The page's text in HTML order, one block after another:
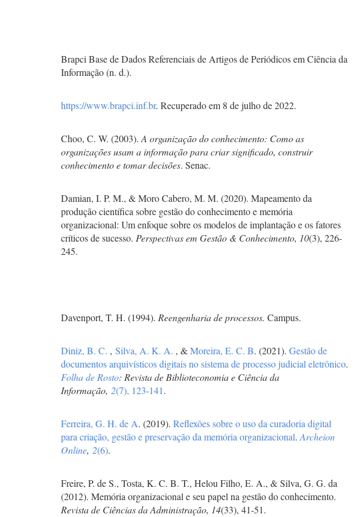
Brapci Base de Dados Referenciais de Artigos de Periódicos em Ciência da
Informação (n. d.).
https://www.brapci.inf.br. Recuperado em 8 de julho de 2022.
Choo, C. W. (2003).A organização do conhecimento: Como as
organizações usam a informação para criar significado, construir
conhecimento e tomar decisões. Senac.
Damian, I. P. M., & Moro Cabero, M. M. (2020). Mapeamento da
produção científica sobre gestão do conhecimento e memória
organizacional: Um enfoque sobre os modelos de implantação e os fatores
críticos de sucesso.Perspectivas em Gestão & Conhecimento, 10(3), 226-
245.
Davenport, T. H. (1994).Reengenharia de processos.Campus.
Diniz, B. C. ,Silva, A. K. A. , &Moreira, E. C. B. (2021).Gestão de
documentos arquivísticos digitais no sistema de processo judicial eletrônico.
Folha de Rosto: Revista de Biblioteconomia e Ciência da
Informação,2(7), 123-141.
Ferreira, G. H. de A. (2019).Reflexões sobre o uso da curadoria digital
para criação, gestão e preservação da memória organizacional.Archeion
Online,2(6).
Freire, P. de S., Tosta, K. C. B. T., Helou Filho, E. A., & Silva, G. G. da
(2012). Memória organizacional e seu papel na gestão do conhecimento.
Revista de Ciências da Administração, 14(33), 41-51.